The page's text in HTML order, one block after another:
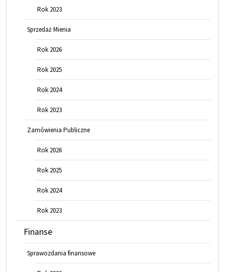
Rok 2023
Sprzedaż Mienia
Rok 2026
Rok 2025
Rok 2024
Rok 2023
Zamówienia Publiczne
Rok 2026
Rok 2025
Rok 2024
Rok 2023
Finanse
Sprawozdania finansowe